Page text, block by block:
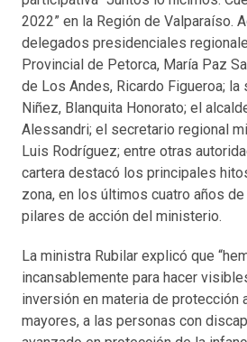
2022” en la Región de Valparaíso.
delegados presidenciales
Provincial de Petorca, María Paz
de Los Andes, Ricardo Figueroa;
Niñez, Blanquita Honorato; el
Alessandri; el secretario regional
Luis Rodríguez; entre otras
cartera destacó los principales
zona, en los últimos cuatro años
pilares de acción del ministerio.
La ministra Rubilar explicó que
incansablemente para hacer
inversión en materia de protección
mayores, a las personas con